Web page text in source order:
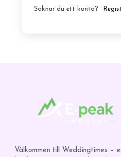
Saknar du ett konto?
Välkommen till Weddingtimes –